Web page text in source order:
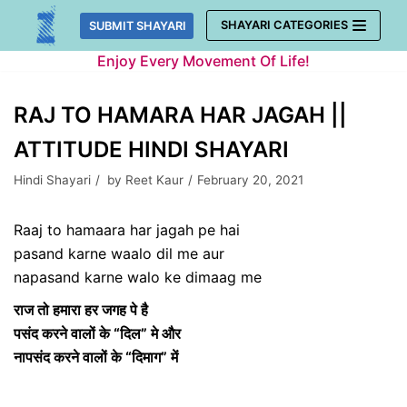
Skip
SUBMIT SHAYARI SHAYARI CATEGORIES
Enjoy Every Movement Of Life!
RAJ TO HAMARA HAR JAGAH ||
ATTITUDE HINDI SHAYARI
Hindi Shayari by Reet Kaur February 20, 2021
Raaj to hamaara har jagah pe hai
pasand karne waalo dil me aur
napasand karne walo ke dimaag me
राज तो हमारा हर जगह पे है
पसंद करने वालों के “दिल” मे और
नापसंद करने वालों के “दिमाग” में